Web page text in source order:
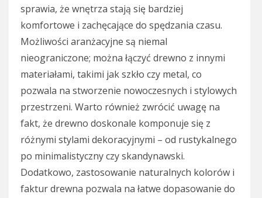
sprawia, że wnętrza stają się bardziej
komfortowe i zachęcające do spędzania czasu.
Możliwości aranżacyjne są niemal
nieograniczone; można łączyć drewno z innymi
materiałami, takimi jak szkło czy metal, co
pozwala na stworzenie nowoczesnych i stylowych
przestrzeni. Warto również zwrócić uwagę na
fakt, że drewno doskonale komponuje się z
różnymi stylami dekoracyjnymi – od rustykalnego
po minimalistyczny czy skandynawski.
Dodatkowo, zastosowanie naturalnych kolorów i
faktur drewna pozwala na łatwe dopasowanie do